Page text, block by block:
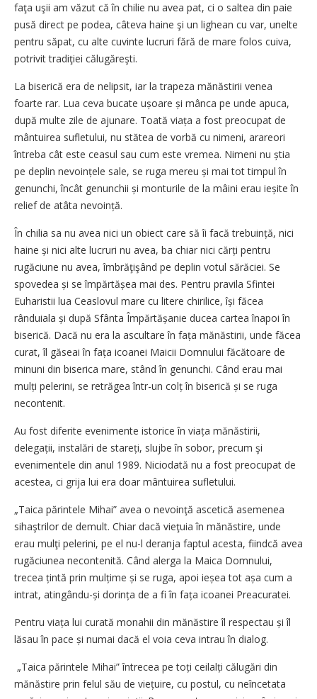
faţa uşii am văzut că în chilie nu avea pat, ci o saltea din paie
pusă direct pe podea, câteva haine şi un lighean cu var, unelte
pentru săpat, cu alte cuvinte lucruri fără de mare folos cuiva,
potrivit tradiţiei călugăreşti.
La biserică era de nelipsit, iar la trapeza mănăstirii venea
foarte rar. Lua ceva bucate ușoare și mânca pe unde apuca,
după multe zile de ajunare. Toată viața a fost preocupat de
mântuirea sufletului, nu stătea de vorbă cu nimeni, arareori
întreba cât este ceasul sau cum este vremea. Nimeni nu știa
pe deplin nevoințele sale, se ruga mereu și mai tot timpul în
genunchi, încât genunchii și monturile de la mâini erau ieșite în
relief de atâta nevoință.
În chilia sa nu avea nici un obiect care să îi facă trebuință, nici
haine și nici alte lucruri nu avea, ba chiar nici cărți pentru
rugăciune nu avea, îmbrăţişând pe deplin votul sărăciei. Se
spovedea și se împărtășea mai des. Pentru pravila Sfintei
Euharistii lua Ceaslovul mare cu litere chirilice, își făcea
rânduiala și după Sfânta Împărtășanie ducea cartea înapoi în
biserică. Dacă nu era la ascultare în fața mănăstirii, unde făcea
curat, îl găseai în fața icoanei Maicii Domnului făcătoare de
minuni din biserica mare, stând în genunchi. Când erau mai
mulți pelerini, se retrăgea într-un colț în biserică și se ruga
necontenit.
Au fost diferite evenimente istorice în viața mănăstirii,
delegații, instalări de stareți, slujbe în sobor, precum şi
evenimentele din anul 1989. Niciodată nu a fost preocupat de
acestea, ci grija lui era doar mântuirea sufletului.
„Taica părintele Mihai” avea o nevoinţă ascetică asemenea
sihaştrilor de demult. Chiar dacă vieţuia în mănăstire, unde
erau mulţi pelerini, pe el nu-l deranja faptul acesta, fiindcă avea
rugăciunea necontenită. Când alerga la Maica Domnului,
trecea țintă prin mulțime și se ruga, apoi ieșea tot așa cum a
intrat, atingându-și dorința de a fi în fața icoanei Preacuratei.
Pentru viața lui curată monahii din mănăstire îl respectau și îl
lăsau în pace și numai dacă el voia ceva intrau în dialog.
„Taica părintele Mihai” întrecea pe toți ceilalți călugări din
mănăstire prin felul său de viețuire, cu postul, cu neîncetata